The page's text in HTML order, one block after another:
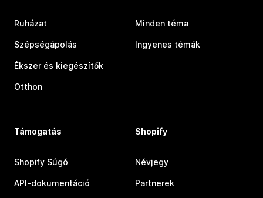
Ruházat
Szépségápolás
Ékszer és kiegészítők
Otthon
Minden téma
Ingyenes témák
Támogatás
Shopify Súgó
API-dokumentáció
Shopify
Névjegy
Partnerek